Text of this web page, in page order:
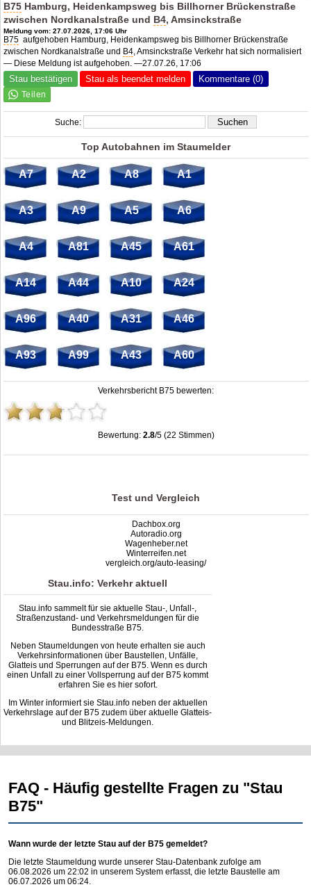
B75 Hamburg, Heidenkampsweg bis Billhorner Brückenstraße
zwischen Nordkanalstraße und B4, Amsinckstraße
Meldung vom: 27.07.2026, 17:06 Uhr
B75 aufgehoben Hamburg, Heidenkampsweg bis Billhorner Brückenstraße
zwischen Nordkanalstraße und B4, Amsinckstraße Verkehr hat sich normalisiert
— Diese Meldung ist aufgehoben. —27.07.26, 17:06
Stau bestätigen Stau als beendet melden Kommentare (0)
Suche:
Top Autobahnen im Staumelder
A7 A2 A8 A1
A3 A9 A5 A6
A4 A81 A45 A61
A14 A44 A10 A24
A96 A40 A31 A46
A93 A99 A43 A60
Verkehrsbericht B75 bewerten:
Bewertung: 2.8/5 (22 Stimmen)
Stau B75: Unfälle, Sperrung & Baustellen | Staumelder B75 ,2.8out of5based
Test und Vergleich
Dachbox.org
Autoradio.org
Wagenheber.net
Winterreifen.net
vergleich.org/auto-leasing/
Stau.info: Verkehr aktuell
Stau.info sammelt für sie aktuelle Stau-, Unfall-,
Straßenzustand- und Verkehrsmeldungen für die
Bundesstraße B75.
Neben Staumeldungen von heute erhalten sie auch
Verkehrsinformationen über Baustellen, Unfälle,
Glatteis und Sperrungen auf der B75. Wenn es durch
einen Unfall zu einer Vollsperrung auf der B75 kommt
erfahren Sie es hier sofort.
Im Winter informiert sie Stau.info neben der aktuellen
Verkehrslage auf der B75 zudem über aktuelle Glatteis-
und Blitzeis-Meldungen.
FAQ - Häufig gestellte Fragen zu "Stau
B75"
Wann wurde der letzte Stau auf der B75 gemeldet?
Die letzte Staumeldung wurde unserer Stau-Datenbank zufolge am
06.08.2026 um 22:02 in unserem System erfasst, die letzte Baustelle am
06.07.2026 um 06:24.